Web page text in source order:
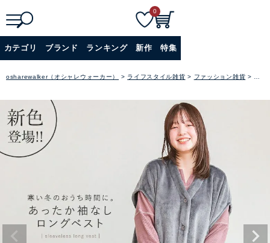
詳細検索
0
カテゴリ ブランド ランキング 新作 特集
osharewalker（オシャレウォーカー） ライフスタイル雑貨 ファッション雑貨